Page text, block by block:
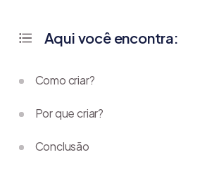
Aqui você encontra:
Como criar?
Por que criar?
Conclusão